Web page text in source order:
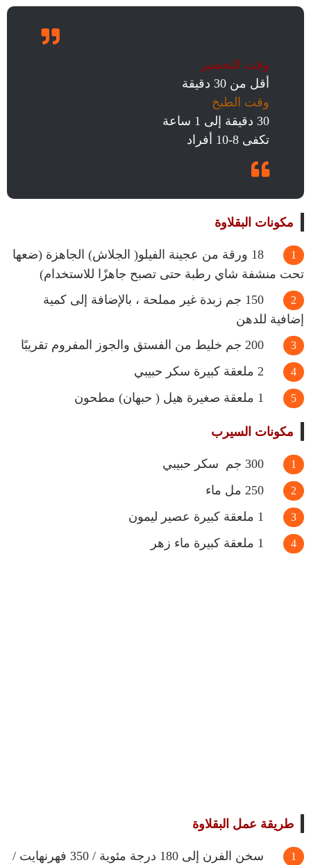
وقت التحضير
أقل من 30 دقيقة
وقت الطبخ
30 دقيقة إلى 1 ساعة
تكفى
مكونات البقلاوة
18 ورقة من عجينة الفيلو( الجلاش) الجاهزة (ضعها
تحت منشفة شاي رطبة حتى تصبح جاهزًا للاستخدام)
150 جم زبدة غير مملحة ، بالإضافة إلى كمية
إضافية للدهن
مكونات السيرب
طريقة عمل البقلاوة
سخن الفرن إلى 180 درجة مئوية / 350 فهرنهايت /